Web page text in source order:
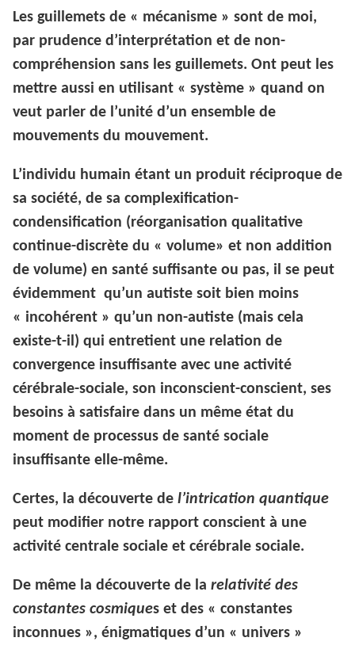
Les guillemets de « mécanisme » sont de moi,
par prudence d’interprétation et de non-
compréhension sans les guillemets. Ont peut les
mettre aussi en utilisant « système » quand on
veut parler de l’unité d’un ensemble de
mouvements du mouvement.
L’individu humain étant un produit réciproque de
sa société, de sa complexification-
condensification (réorganisation qualitative
continue-discrète du « volume» et non addition
de volume) en santé suffisante ou pas, il se peut
évidemment qu’un autiste soit bien moins
« incohérent » qu’un non-autiste (mais cela
existe-t-il) qui entretient une relation de
convergence insuffisante avec une activité
cérébrale-sociale, son inconscient-conscient, ses
besoins à satisfaire dans un même état du
moment de processus de santé sociale
insuffisante elle-même.
Certes, la découverte de l’intrication quantique
peut modifier notre rapport conscient à une
activité centrale sociale et cérébrale sociale.
De même la découverte de la relativité des
constantes cosmiques et des « constantes
inconnues », énigmatiques d’un « univers »